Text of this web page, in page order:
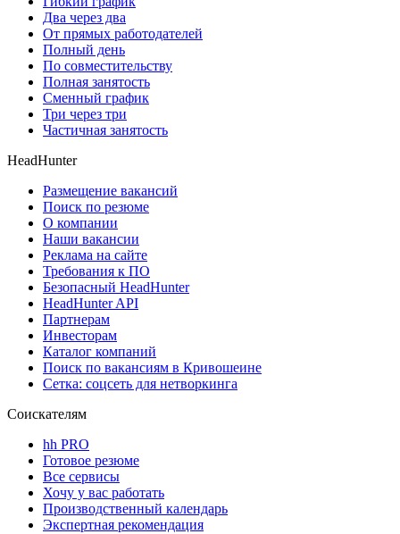
Два через два
От прямых работодателей
Полный день
По совместительству
Полная занятость
Сменный график
Три через три
Частичная занятость
HeadHunter
Размещение вакансий
Поиск по резюме
О компании
Наши вакансии
Реклама на сайте
Требования к ПО
Безопасный HeadHunter
HeadHunter API
Партнерам
Инвесторам
Каталог компаний
Поиск по вакансиям в Кривошеине
Сетка: соцсеть для нетворкинга
Соискателям
hh PRO
Готовое резюме
Все сервисы
Хочу у вас работать
Производственный календарь
Экспертная рекомендация